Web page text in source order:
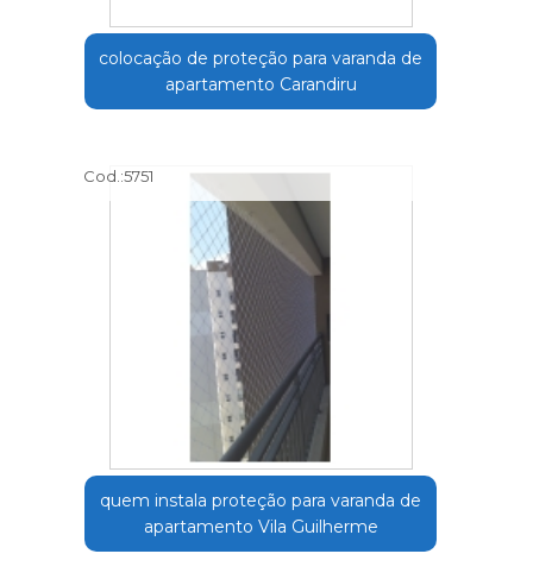
colocação de proteção para varanda de
apartamento Carandiru
Cod.:5751
quem instala proteção para varanda de
apartamento Vila Guilherme